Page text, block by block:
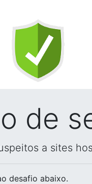
de
a sites
desafio abaixo.